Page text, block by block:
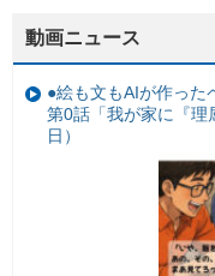
動画ニュース
●絵も文もAIが作った
第0話「我が家に『理
日）